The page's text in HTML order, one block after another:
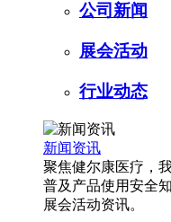
公司新闻
展会活动
行业动态
新闻资讯
聚焦健尔康医疗，
普及产品使用安全
展会活动资讯。